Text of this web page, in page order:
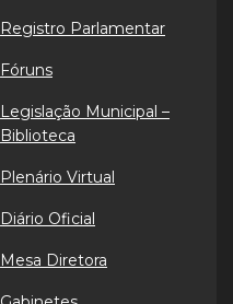
Registro Parlamentar
Fóruns
Legislação Municipal –
Biblioteca
Plenário Virtual
Diário Oficial
Mesa Diretora